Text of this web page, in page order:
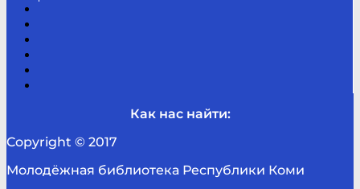
Как нас найти:
Copyright © 2017
Молодёжная библиотека Республики Коми